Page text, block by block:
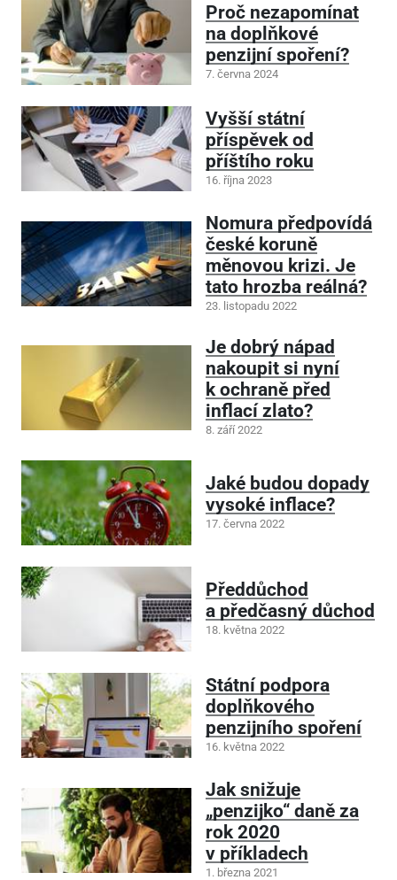
Proč nezapomínat
na doplňkové
penzijní spoření?
7. června 2024
Vyšší státní
příspěvek od
příštího roku
16. října 2023
Nomura předpovídá
české koruně
měnovou krizi. Je
tato hrozba reálná?
23. listopadu 2022
Je dobrý nápad
nakoupit si nyní
k ochraně před
inflací zlato?
8. září 2022
Jaké budou dopady
vysoké inflace?
17. června 2022
Předdůchod
a předčasný důchod
18. května 2022
Státní podpora
doplňkového
penzijního spoření
16. května 2022
Jak snižuje
„penzijko“ daně za
rok 2020
v příkladech
1. března 2021